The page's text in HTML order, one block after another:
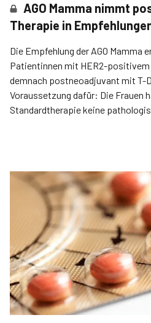
AGO Mamma nimmt
Therapie in
Die Empfehlung der AGO Mamma
Patientinnen mit HER2-
demnach postneoadjuvant mit T-
Voraussetzung dafür: Die Frauen
Standardtherapie keine